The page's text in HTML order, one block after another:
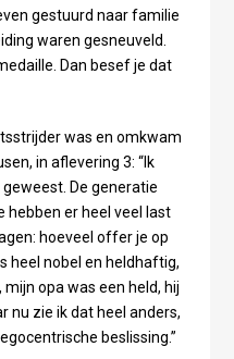
gestuurd naar familie
waren gesneuveld.
Dan besef je dat
was en omkwam
in aflevering 3: “Ik
De generatie
hebben er heel veel last
hoeveel offer je op
heel nobel en heldhaftig,
opa was een held, hij
nu zie ik dat heel anders,
beslissing.”